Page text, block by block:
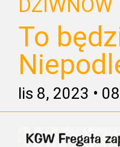
DZIWNÓW
To
lis 8, 2023 •